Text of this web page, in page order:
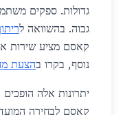
גבוה. בהשוואה ל
קאסם מציע שירות
נוסף, בקרו בהצעת
יתרונות אלה